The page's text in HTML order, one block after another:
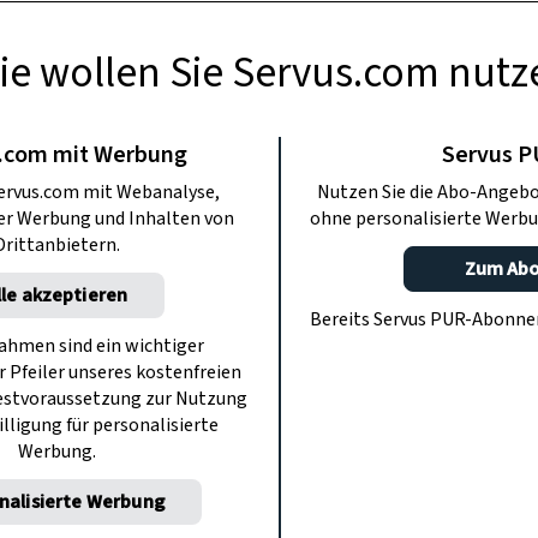
KÜCHE
Die besten
zu Gast in
Ikarus im Red Bull Hangar-7 die
Gemeinsam mit Executive Chef
Feinschmecker aus aller Welt
des neuen Bookazines.
wollen Sie Servus.com
mit Werbung
mit Webanalyse,
Werbung und Inhalten von
akzeptieren
sind ein wichtiger
unseres kostenfreien
zur Nutzung
für personalisierte
Werbung.
Werbung
Servus
Nutzen Sie die Abo-
ohne personalisierte
Zum
Bereits Servus PUR-